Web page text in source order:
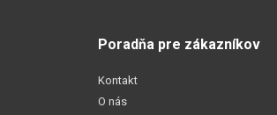
Poradňa pre zákazníkov
Kontakt
O nás